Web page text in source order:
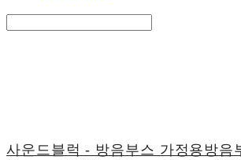
사운드블럭 - 방음부스 가정용방음